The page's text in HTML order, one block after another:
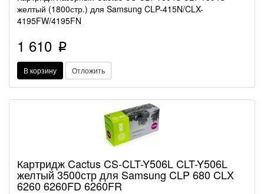
желтый (1800стр.) для Samsung CLP-415N/CLX-
4195FW/4195FN
1 610 p
В корзину Отложить
Картридж Cactus CS-CLT-Y506L CLT-Y506L
желтый 3500стр для Samsung CLP 680 CLX
6260 6260FD 6260FR